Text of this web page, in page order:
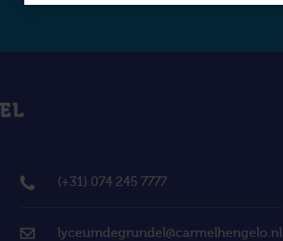
(+31) 074 245 7777
lyceumdegrundel@carmelhengelo.nl